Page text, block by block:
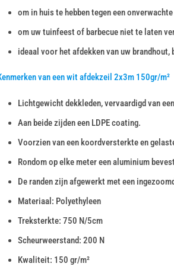
om in huis te hebben tegen een
om uw tuinfeest of barbecue niet te laten
ideaal voor het afdekken van uw
van een wit afdekzeil 2x3m 150gr/m²
Lichtgewicht dekkleden, vervaardigd van
Aan beide zijden een LDPE coating.
Voorzien van een koordversterkte en
Rondom op elke meter een aluminium
De randen zijn afgewerkt met een
Materiaal: Polyethyleen
Treksterkte: 750 N/5cm
Scheurweerstand: 200 N
Kwaliteit: 150 gr/m²